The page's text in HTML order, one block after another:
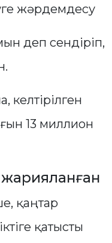
жәрдемдесу
деп сендіріп,
13 миллион
жарияланған
қаңтар
қатысты